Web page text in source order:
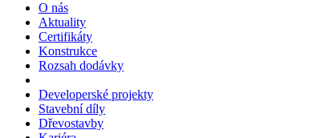
O nás
Aktuality
Certifikáty
Konstrukce
Rozsah dodávky
Developerské projekty
Stavební díly
Dřevostavby